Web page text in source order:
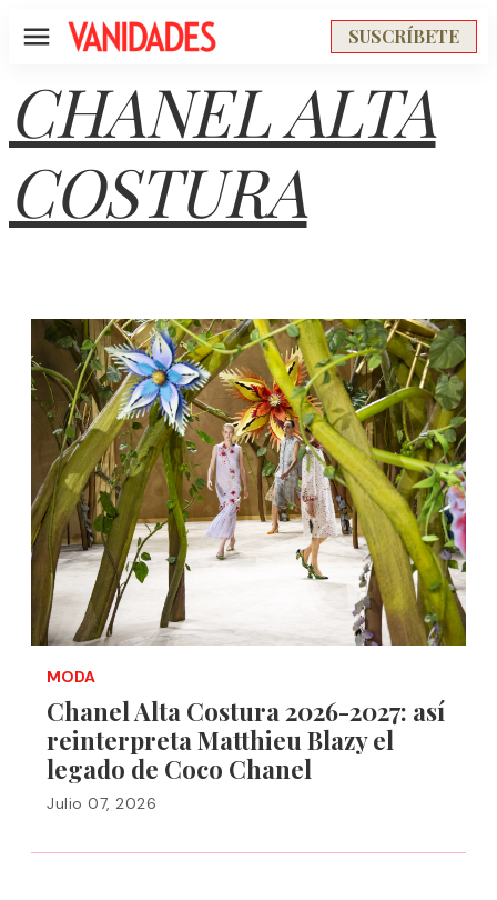
Menú SUSCRÍBETE
CHANEL ALTA
COSTURA
MODA
Chanel Alta Costura 2026-2027: así
reinterpreta Matthieu Blazy el
legado de Coco Chanel
Julio 07, 2026